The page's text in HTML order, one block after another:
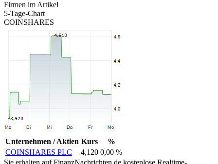
Firmen im Artikel
5-Tage-Chart
COINSHARES
Unternehmen / Aktien Kurs
%
COINSHARES PLC
4,120 0,00 %